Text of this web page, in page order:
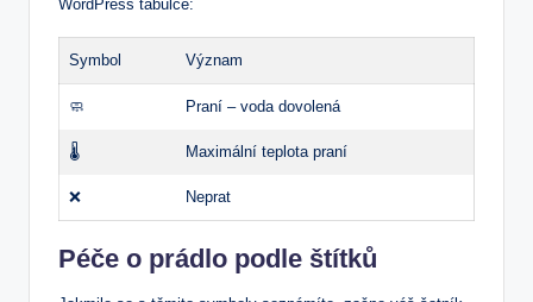
WordPress tabulce:
Symbol Význam
🧼 Praní – voda dovolená
🌡️ Maximální teplota praní
❌ Neprat
Péče o prádlo podle štítků